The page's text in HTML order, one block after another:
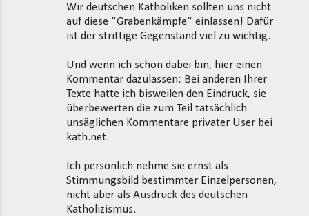
Wir deutschen Katholiken sollten uns nicht
auf diese "Grabenkämpfe" einlassen! Dafür
ist der strittige Gegenstand viel zu wichtig.
Und wenn ich schon dabei bin, hier einen
Kommentar dazulassen: Bei anderen Ihrer
Texte hatte ich bisweilen den Eindruck, sie
überbewerten die zum Teil tatsächlich
unsäglichen Kommentare privater User bei
kath.net.
Ich persönlich nehme sie ernst als
Stimmungsbild bestimmter Einzelpersonen,
nicht aber als Ausdruck des deutschen
Katholizismus.